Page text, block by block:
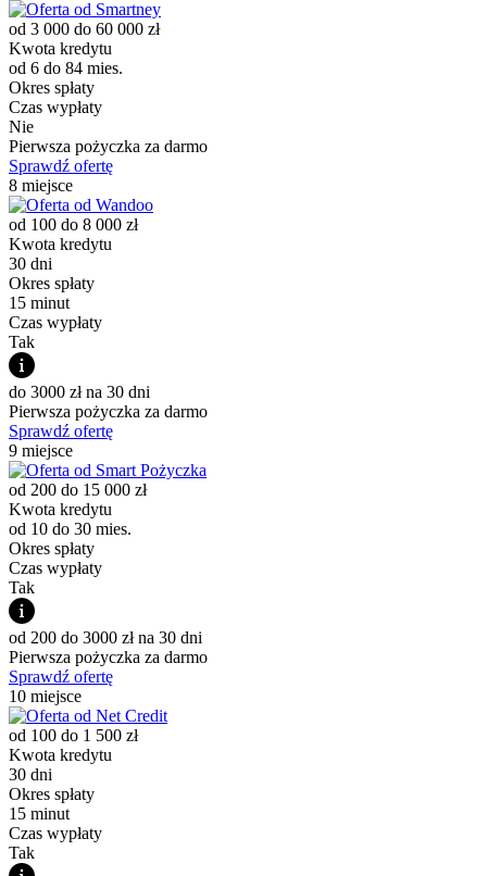
od 3 000 do 60 000 zł
Kwota kredytu
od 6 do 84 mies.
Okres spłaty
Czas wypłaty
Nie
Pierwsza pożyczka za darmo
Sprawdź ofertę
8 miejsce
od 100 do 8 000 zł
Kwota kredytu
30 dni
Okres spłaty
15 minut
Czas wypłaty
Tak
do 3000 zł na 30 dni
Pierwsza pożyczka za darmo
Sprawdź ofertę
9 miejsce
od 200 do 15 000 zł
Kwota kredytu
od 10 do 30 mies.
Okres spłaty
Czas wypłaty
Tak
od 200 do 3000 zł na 30 dni
Pierwsza pożyczka za darmo
Sprawdź ofertę
10 miejsce
od 100 do 1 500 zł
Kwota kredytu
30 dni
Okres spłaty
15 minut
Czas wypłaty
Tak